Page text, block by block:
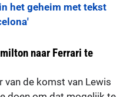
het geheim met tekst
naar Ferrari te
van de komst van Lewis